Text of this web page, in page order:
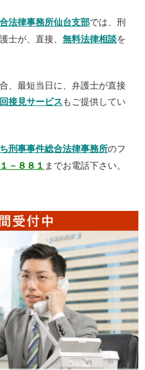
法律事務所仙台支部では、刑
士が、直接、無料法律相談を
、最短当日に、弁護士が直接
接見サービスもご提供してい
刑事事件総合法律事務所のフ
－８８１ までお電話下さい。